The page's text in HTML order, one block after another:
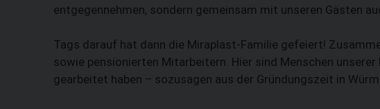
entgegennehmen, sondern gemeinsam mit unseren Gästen
Tags darauf hat dann die Miraplast-Familie gefeiert!
sowie pensionierten Mitarbeitern. Hier sind Menschen
gearbeitet haben – sozusagen aus der Gründungszeit in